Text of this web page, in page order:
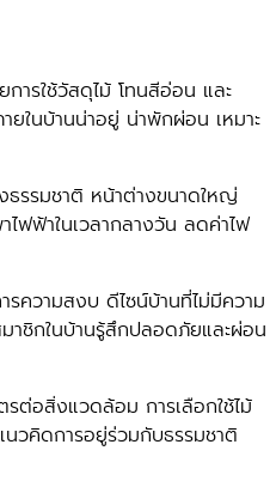
ารใช้วัสดุไม้ โทนสีอ่อน และ
ยในบ้านน่าอยู่ น่าพักผ่อน เหมาะ
ธรรมชาติ หน้าต่างขนาดใหญ่
ฟฟ้าในเวลากลางวัน ลดค่าไฟ
ความสงบ ดีไซน์บ้านที่ไม่มีความ
ชิกในบ้านรู้สึกปลอดภัยและผ่อน
ต่อสิ่งแวดล้อม การเลือกใช้ไม้
วคิดการอยู่ร่วมกับธรรมชาติ